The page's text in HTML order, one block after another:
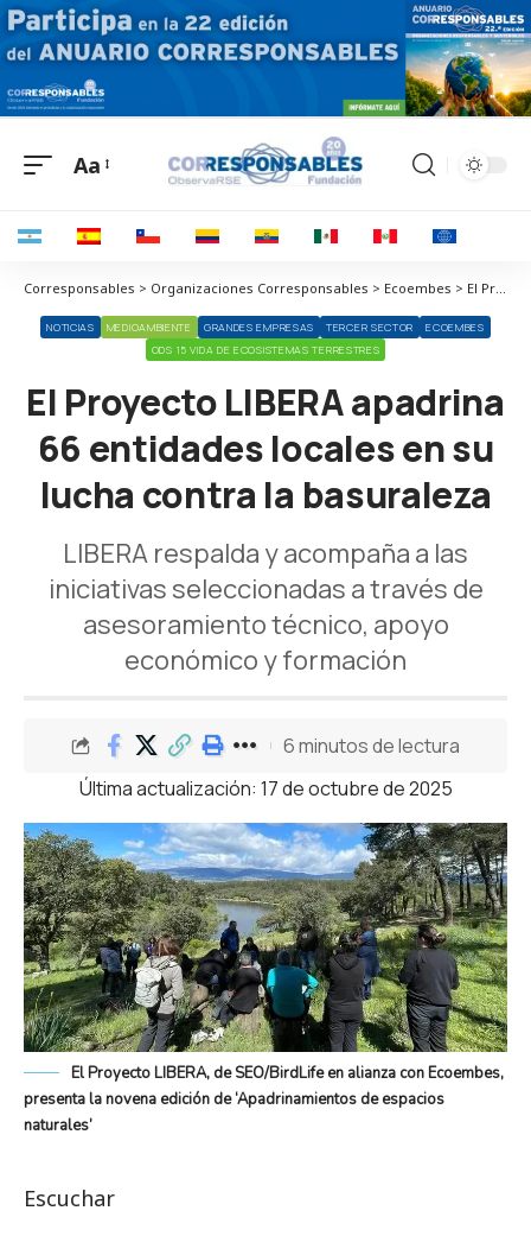
Aa
Corresponsables > Organizaciones Corresponsables > Ecoembes > El Proyecto LIBERA apadrina 66 entidades locales en su lucha contra la basuraleza
NOTICIAS MEDIOAMBIENTE GRANDES EMPRESAS TERCER SECTOR
ECOEMBES
ODS 15 VIDA DE ECOSISTEMAS TERRESTRES
El Proyecto LIBERA apadrina
66 entidades locales en su
lucha contra la basuraleza
LIBERA respalda y acompaña a las
iniciativas seleccionadas a través de
asesoramiento técnico, apoyo
económico y formación
Última actualización: 17 de octubre de 2025
6 minutos de lectura
El Proyecto LIBERA, de SEO/BirdLife en alianza con Ecoembes,
presenta la novena edición de ‘Apadrinamientos de espacios
naturales’
Escuchar